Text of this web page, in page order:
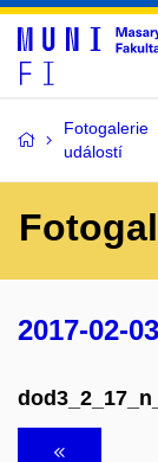
Fotogalerie
událostí
2017-02-